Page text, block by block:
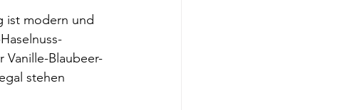
ist modern und
Vanille-Blaubeer-
stehen